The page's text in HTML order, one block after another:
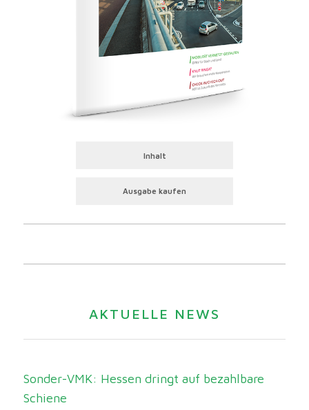
Inhalt
Ausgabe kaufen
AKTUELLE NEWS
Sonder-VMK: Hessen dringt auf bezahlbare
Schiene